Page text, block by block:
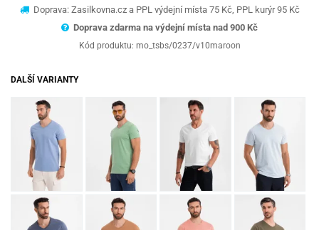
Doprava: Zasilkovna.cz a PPL výdejní místa 75 Kč, PPL kurýr 95 Kč
Doprava zdarma na výdejní místa nad 900 Kč
Kód produktu: mo_tsbs/0237/v10maroon
DALŠÍ VARIANTY